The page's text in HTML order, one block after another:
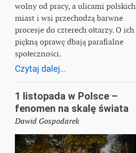
wolny od pracy, a ulicami polskich
miast i wsi przechodzą barwne
procesje do czterech ołtarzy. O ich
piękną oprawę dbają parafialne
społeczności.
Czytaj dalej...
1 listopada w Polsce –
fenomen na skalę świata
Dawid Gospodarek